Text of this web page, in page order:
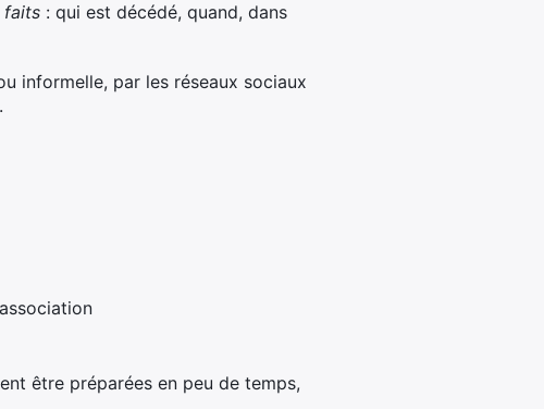
faits : qui est décédé, quand, dans
informelle, par les réseaux sociaux
être préparées en peu de temps,